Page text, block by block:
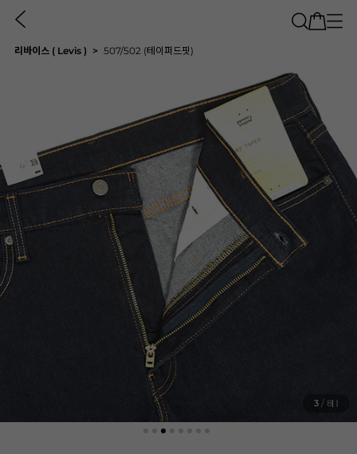
리바이스 ( Levis ) 507/502 (테이퍼드핏)
3 / 8